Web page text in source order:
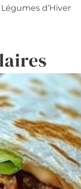
Légumes d’Hiver